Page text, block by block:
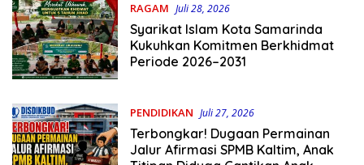
RAGAM Juli 28, 2026
Syarikat Islam Kota Samarinda
Kukuhkan Komitmen Berkhidmat
Periode 2026–2031
PENDIDIKAN Juli 27, 2026
Terbongkar! Dugaan Permainan
Jalur Afirmasi SPMB Kaltim, Anak